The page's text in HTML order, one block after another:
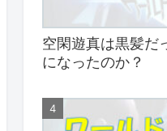
空閑遊真は黒髪だ
になったのか？